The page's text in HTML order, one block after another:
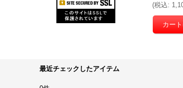
(税込:
最近チェックしたアイテム